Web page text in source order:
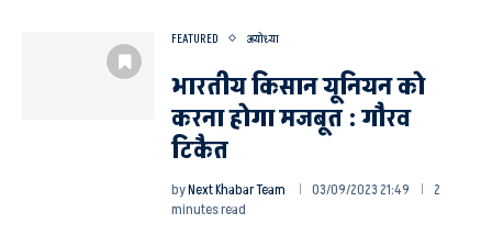
FEATURED अयोध्या
भारतीय किसान यूनियन को
करना होगा मजबूत : गौरव
टिकैत
byNext Khabar Team 03/09/2023 21:49
2
minutes read